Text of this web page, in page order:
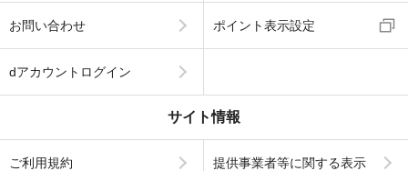
お問い合わせ ポイント表示設定
dアカウントログイン
サイト情報
ご利用規約 提供事業者等に関する表示